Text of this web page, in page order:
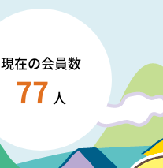
現在の会員数
77 人